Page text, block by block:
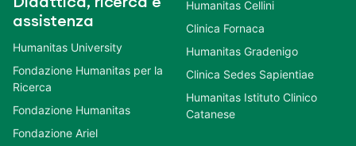
assistenza
Humanitas University
Fondazione Humanitas per la
Ricerca
Fondazione Humanitas
Fondazione Ariel
Humanitas Cellini
Clinica Fornaca
Humanitas Gradenigo
Clinica Sedes Sapientiae
Humanitas Istituto Clinico
Catanese